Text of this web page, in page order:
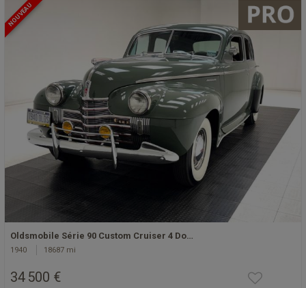
NOUVEAU
Oldsmobile Série 90 Custom Cruiser 4 Do…
1940 18687 mi
34 500 €